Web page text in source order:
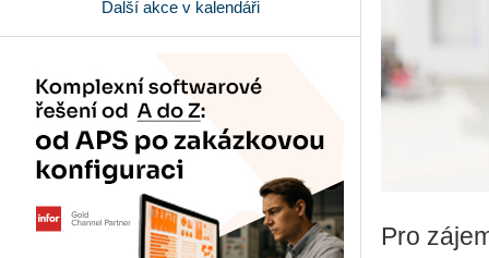
Další akce v kalendáři
Pro